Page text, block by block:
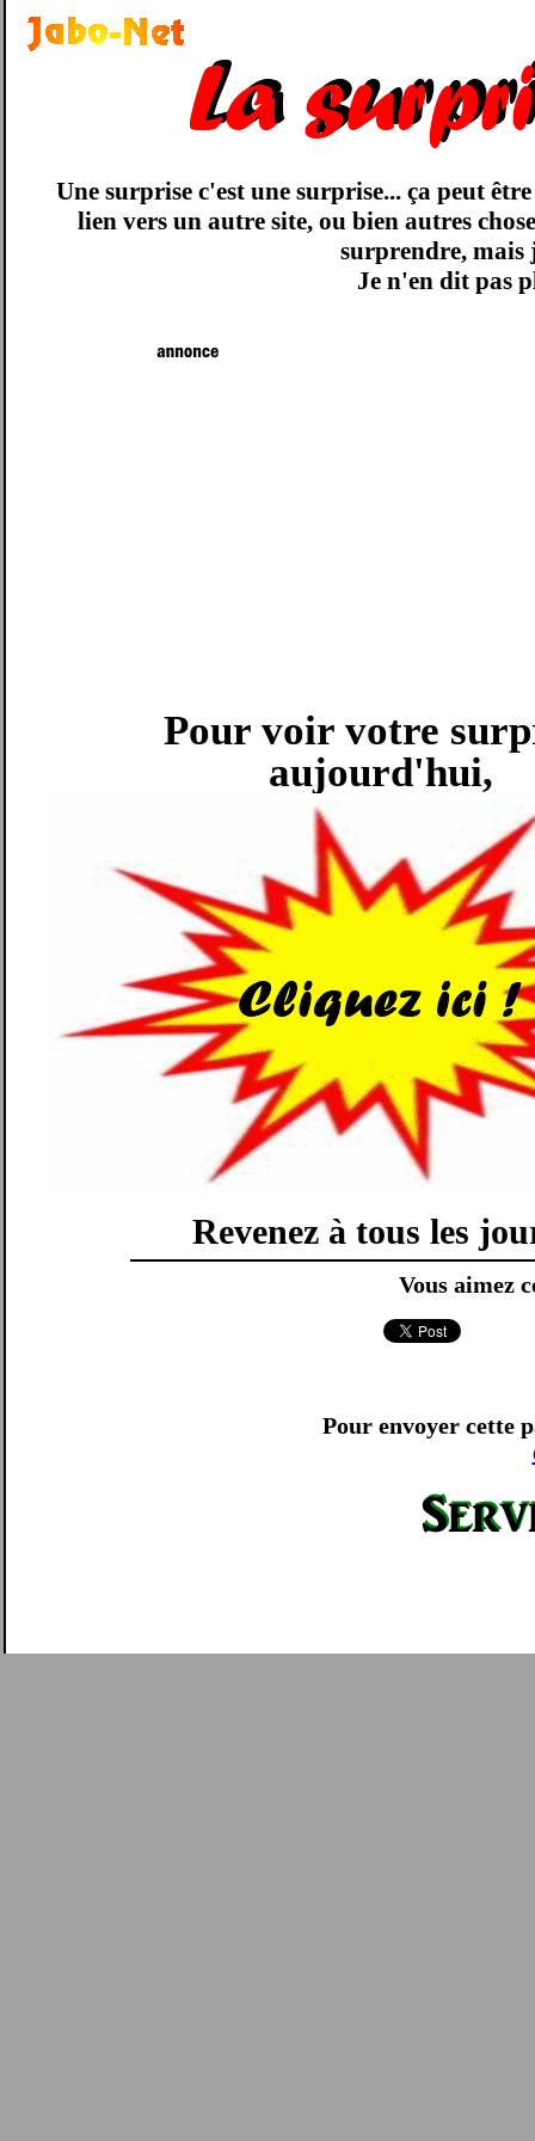
Une surprise c'est une surprise... ça peut
lien vers un autre site, ou bien autres
surprendre, mais
Je n'en dit pas
Pour voir votre
aujourd'hui,
Revenez à tous les
Vous aimez
Pour envoyer cette